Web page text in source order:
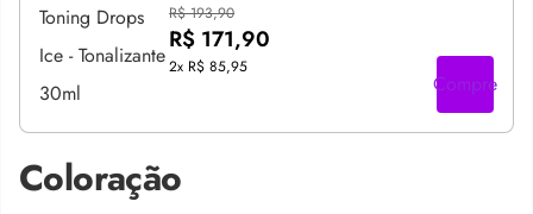
R$ 193,90
R$ 171,90
2x R$ 85,95
Compre
Coloração